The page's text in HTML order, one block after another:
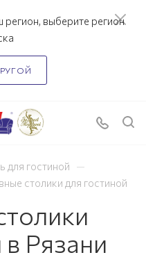
выберите регион
для гостиной —
столики для гостиной
Рязани